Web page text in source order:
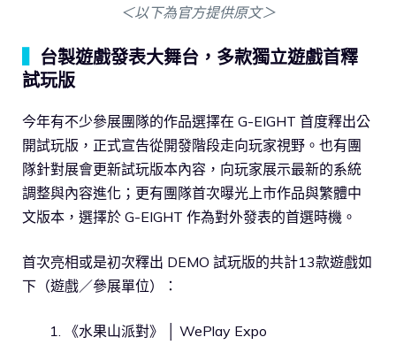
＜以下為官方提供原文＞
台製遊戲發表大舞台，多款獨立遊戲首釋
試玩版
今年有不少參展團隊的作品選擇在 G-EIGHT 首度釋出公
開試玩版，正式宣告從開發階段走向玩家視野。也有團
隊針對展會更新試玩版本內容，向玩家展示最新的系統
調整與內容進化；更有團隊首次曝光上市作品與繁體中
文版本，選擇於 G-EIGHT 作為對外發表的首選時機。
首次亮相或是初次釋出 DEMO 試玩版的共計13款遊戲如
下（遊戲／參展單位）：
《水果山派對》 │ WePlay Expo